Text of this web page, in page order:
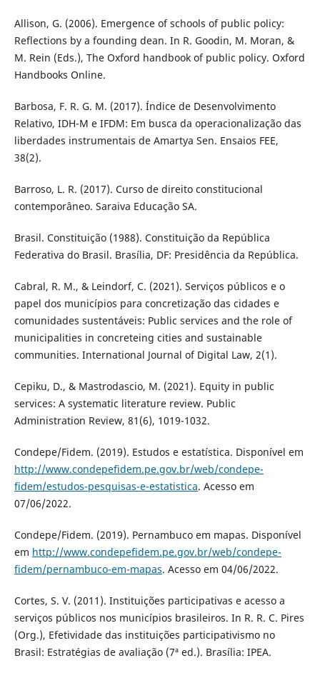
Allison, G. (2006). Emergence of schools of public policy:
Reflections by a founding dean. In R. Goodin, M. Moran, &
M. Rein (Eds.), The Oxford handbook of public policy. Oxford
Handbooks Online.
Barbosa, F. R. G. M. (2017). Índice de Desenvolvimento
Relativo, IDH-M e IFDM: Em busca da operacionalização das
liberdades instrumentais de Amartya Sen. Ensaios FEE,
38(2).
Barroso, L. R. (2017). Curso de direito constitucional
contemporâneo. Saraiva Educação SA.
Brasil. Constituição (1988). Constituição da República
Federativa do Brasil. Brasília, DF: Presidência da República.
Cabral, R. M., & Leindorf, C. (2021). Serviços públicos e o
papel dos municípios para concretização das cidades e
comunidades sustentáveis: Public services and the role of
municipalities in concreteing cities and sustainable
communities. International Journal of Digital Law, 2(1).
Cepiku, D., & Mastrodascio, M. (2021). Equity in public
services: A systematic literature review. Public
Administration Review, 81(6), 1019-1032.
Condepe/Fidem. (2019). Estudos e estatística. Disponível em
http://www.condepefidem.pe.gov.br/web/condepe-
fidem/estudos-pesquisas-e-estatistica. Acesso em
07/06/2022.
Condepe/Fidem. (2019). Pernambuco em mapas. Disponível
em http://www.condepefidem.pe.gov.br/web/condepe-
fidem/pernambuco-em-mapas. Acesso em 04/06/2022.
Cortes, S. V. (2011). Instituições participativas e acesso a
serviços públicos nos municípios brasileiros. In R. R. C. Pires
(Org.), Efetividade das instituições participativismo no
Brasil: Estratégias de avaliação (7ª ed.). Brasília: IPEA.